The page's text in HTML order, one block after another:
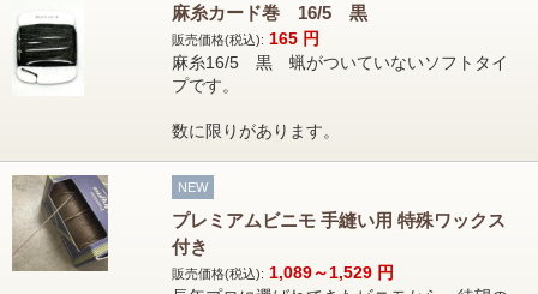
麻糸カード巻 16/5 黒
販売価格(税込): 165 円
麻糸16/5 黒 蝋がついていないソフトタイ
プです。
数に限りがあります。
NEW
プレミアムビニモ 手縫い用 特殊ワックス
付き
販売価格(税込): 1,089～1,529 円